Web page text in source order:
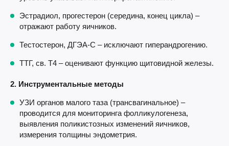
Эстрадиол, прогестерон (середина, конец цикла) –
отражают работу яичников.
Тестостерон, ДГЭА-С – исключают гиперандрогению.
ТТГ, св. Т4 – оценивают функцию щитовидной железы.
2. Инструментальные методы
УЗИ органов малого таза (трансвагинальное) –
проводится для мониторинга фолликулогенеза,
выявления поликистозных изменений яичников,
измерения толщины эндометрия.